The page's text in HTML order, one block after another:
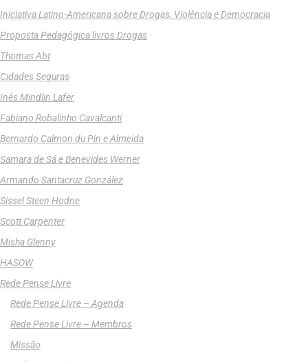
Iniciativa Latino-Americana sobre Drogas, Violência e Democracia
Proposta Pedagógica livros Drogas
Thomas Abt
Cidades Seguras
Inês Mindlin Lafer
Fabiano Robalinho Cavalcanti
Bernardo Calmon du Pin e Almeida
Samara de Sá e Benevides Werner
Armando Santacruz González
Sissel Steen Hodne
Scott Carpenter
Misha Glenny
HASOW
Rede Pense Livre
Rede Pense Livre – Agenda
Rede Pense Livre – Membros
Missão